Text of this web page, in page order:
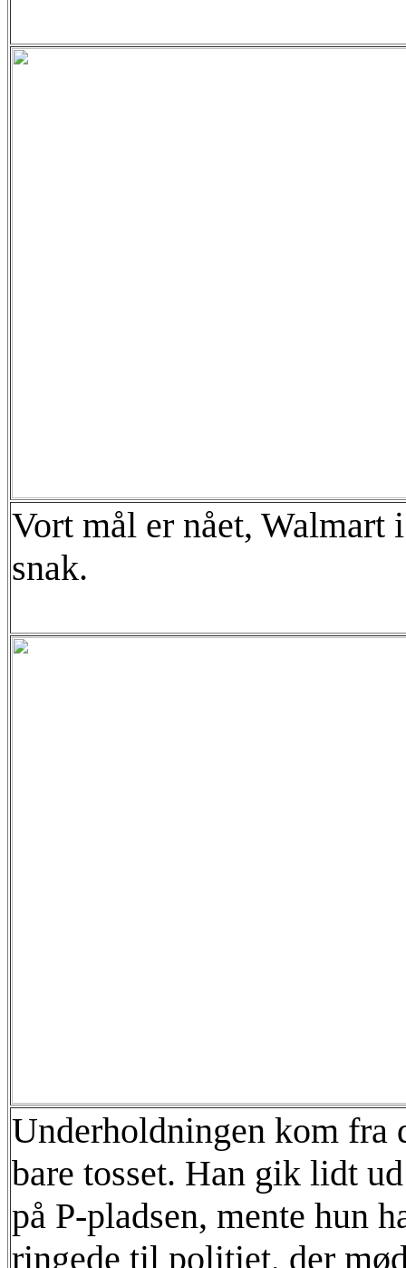
Vort mål er nået,
snak.
Underholdningen kom fra
bare tosset. Han gik lidt
på P-pladsen, mente hun
ringede til politiet, der